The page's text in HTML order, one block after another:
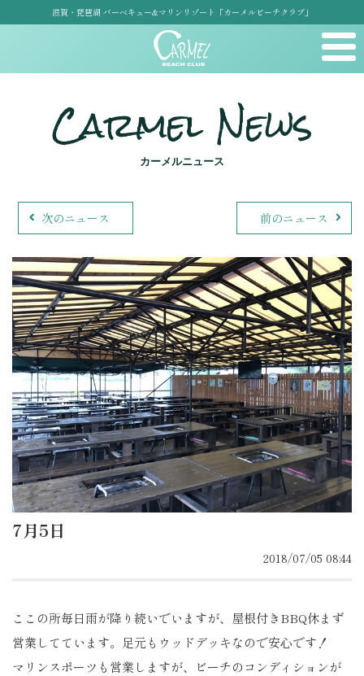
滋賀・琵琶湖 バーベキュー&マリンリゾート「カーメルビーチクラブ」
Carmel News
カーメルニュース
次のニュース 前のニュース
7月5日
2018/07/05 08:44
ここの所毎日雨が降り続いでいますが、屋根付きBBQ休まず
営業してています。足元もウッドデッキなので安心です！
マリンスポーツも営業しますが、ビーチのコンディションが